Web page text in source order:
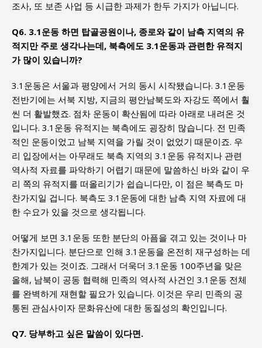
조사, 또 보존 사업 등 시급한 과제가 한두 가지가 아닙니다.
Q6. 3.1운동 하면 탑골공원이나, 종로와 같이 남측 지역의 유
적지만 주로 생각나는데, 북측에도 3.1운동과 관련한 유적지
가 많이 있습니까?
3.1운동은 서울과 평양에서 거의 동시 시작됐습니다. 3.1운동
전반기에는 서북 지방, 지금의 평안남북도와 자강도 쪽에서 훨
씬 더 활발했죠. 점차 운동이 확산됨에 따라 아래로 내려온 것
입니다. 3.1운동 유적지는 북측에도 굉장히 많습니다. 전 민족
적인 운동이었고 남북 지역을 가릴 것이 없었기 때문이죠. 우
리 입장에서는 아무래도 북측 지역의 3.1운동 유적지나 관련
역사적 자료를 파악하기 어렵기 때문에 말씀하신 바와 같이 우
리 쪽의 유적지를 떠올리기가 쉽습니다만, 이 점은 북측도 마
찬가지일 겁니다. 북측도 3.1운동에 대한 남측 지역 자료에 대
한 수요가 있을 것으로 생각됩니다.
어떻게 보면 3.1운동 또한 분단의 아픔을 겪고 있는 것이나 마
찬가지입니다. 분단으로 인해 3.1운동을 온전히 재구성하는 데
한계가 있는 것이죠. 그래서 더욱더 3.1운동 100주년을 맞은
올해, 남북이 공동 협력해 민족의 역사적 사건인 3.1운동 전체
를 완벽하게 재현할 필요가 있습니다. 이것은 우리 민족의 공
통된 관심사이자 문화유산에 대한 동질성의 확인입니다.
Q7. 당부하고 싶은 말씀이 있다면.